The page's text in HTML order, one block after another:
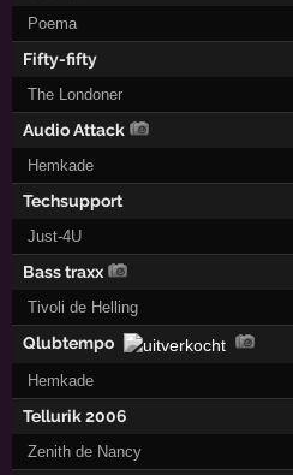
Poema
Fifty-fifty
The Londoner
Audio Attack
Hemkade
Techsupport
Just-4U
Bass traxx
Tivoli de Helling
Qlubtempo
Hemkade
Tellurik 2006
Zenith de Nancy